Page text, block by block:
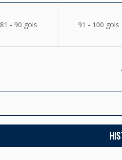
81 - 90 gols 91 - 100 gols